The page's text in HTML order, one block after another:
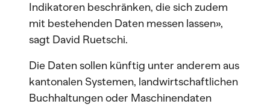
Indikatoren beschränken, die sich zudem
mit bestehenden Daten messen lassen»,
sagt David Ruetschi.
Die Daten sollen künftig unter anderem aus
kantonalen Systemen, landwirtschaftlichen
Buchhaltungen oder Maschinendaten